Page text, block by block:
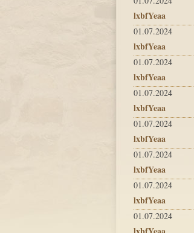
lxbfYeaa
01.07.2024
lxbfYeaa
01.07.2024
lxbfYeaa
01.07.2024
lxbfYeaa
01.07.2024
lxbfYeaa
01.07.2024
lxbfYeaa
01.07.2024
lxbfYeaa
01.07.2024